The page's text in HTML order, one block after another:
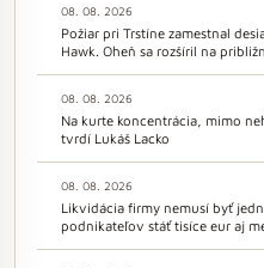
08. 08. 2026
Požiar pri Trstíne zamestnal
Hawk. Oheň sa rozšíril na
08. 08. 2026
Na kurte koncentrácia, mimo
tvrdí Lukáš Lacko
08. 08. 2026
Likvidácia firmy nemusí byť
podnikateľov stáť tisíce eur aj